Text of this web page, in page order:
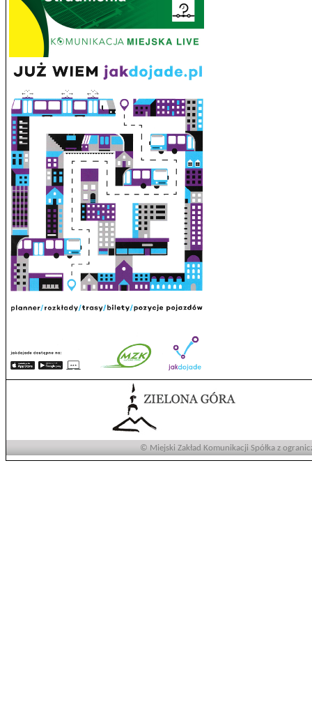
© Miejski Zakład Komunikacji Spółka z